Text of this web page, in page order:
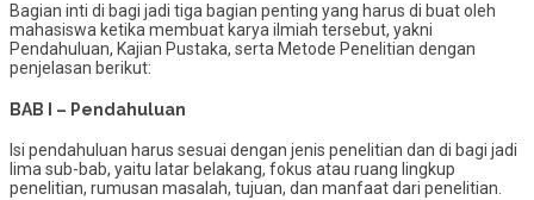
Bagian inti di bagi jadi tiga bagian penting yang harus di buat oleh
mahasiswa ketika membuat karya ilmiah tersebut, yakni
Pendahuluan, Kajian Pustaka, serta Metode Penelitian dengan
penjelasan berikut:
BAB I – Pendahuluan
Isi pendahuluan harus sesuai dengan jenis penelitian dan di bagi jadi
lima sub-bab, yaitu latar belakang, fokus atau ruang lingkup
penelitian, rumusan masalah, tujuan, dan manfaat dari penelitian.